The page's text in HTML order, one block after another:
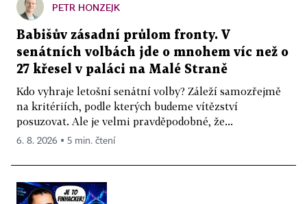
PETR HONZEJK
Babišův zásadní průlom fronty. V
senátních volbách jde o mnohem víc než o
27 křesel v paláci na Malé Straně
Kdo vyhraje letošní senátní volby? Záleží samozřejmě
na kritériích, podle kterých budeme vítězství
posuzovat. Ale je velmi pravděpodobné, že...
6. 8. 2026 ▪ 5 min. čtení